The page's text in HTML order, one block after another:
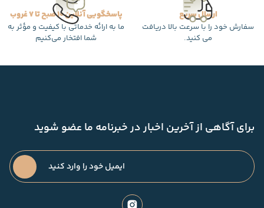
ارسال سریع
سفارش خود را با سرعت بالا دریافت
می کنید.
پاسخگویی آنلاین 10 صبح تا 7 غروب
ما به ارائه خدماتی با کیفیت و مؤثر به
شما افتخار می‌کنیم
برای آگاهی از آخرین اخبار در خبرنامه ما عضو شوید